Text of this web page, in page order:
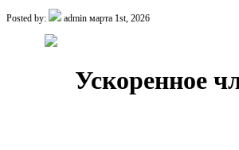
Posted by: admin марта 1st, 2026
Ускоренное